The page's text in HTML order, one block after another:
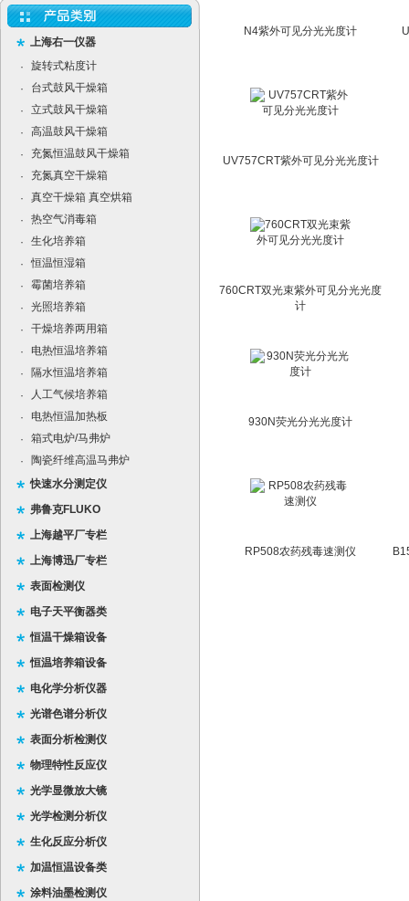
上海右一仪器
·
旋转式粘度计
·
台式鼓风干燥箱
·
立式鼓风干燥箱
·
高温鼓风干燥箱
·
充氮恒温鼓风干燥箱
·
充氮真空干燥箱
·
真空干燥箱 真空烘箱
·
热空气消毒箱
·
生化培养箱
·
恒温恒湿箱
·
霉菌培养箱
·
光照培养箱
·
干燥培养两用箱
·
电热恒温培养箱
·
隔水恒温培养箱
·
人工气候培养箱
·
电热恒温加热板
·
箱式电炉/马弗炉
·
陶瓷纤维高温马弗炉
快速水分测定仪
弗鲁克FLUKO
上海越平厂专栏
上海博迅厂专栏
表面检测仪
电子天平衡器类
恒温干燥箱设备
恒温培养箱设备
电化学分析仪器
光谱色谱分析仪
表面分析检测仪
物理特性反应仪
光学显微放大镜
光学检测分析仪
生化反应分析仪
加温恒温设备类
涂料油墨检测仪
N4紫外可见分光光度计
UV757CRT紫外可见分光光度计
760CRT双光束紫外可见分光光度
计
930N荧光分光光度计
RP508农药残毒速测仪